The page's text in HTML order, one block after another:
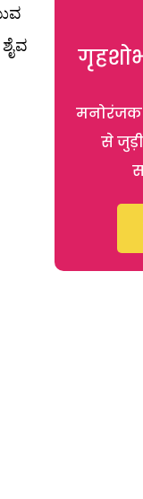
मनोरंजक
से